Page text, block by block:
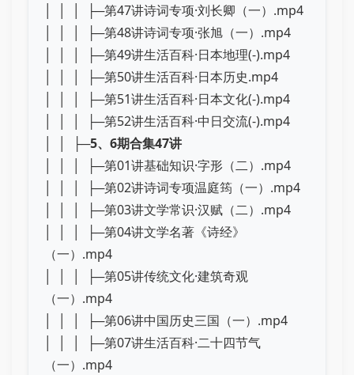
│ │ │ ├─第47讲诗词专项·刘长卿（一）.mp4
│ │ │ ├─第48讲诗词专项·张旭（一）.mp4
│ │ │ ├─第49讲生活百科·日本地理(-).mp4
│ │ │ ├─第50讲生活百科·日本历史.mp4
│ │ │ ├─第51讲生活百科·日本文化(-).mp4
│ │ │ ├─第52讲生活百科·中日交流(-).mp4
│ │ ├─5、6期合集47讲
│ │ │ ├─第01讲基础知识·字形（二）.mp4
│ │ │ ├─第02讲诗词专项温庭筠（一）.mp4
│ │ │ ├─第03讲文学常识·汉赋（二）.mp4
│ │ │ ├─第04讲文学名著《诗经》
（一）.mp4
│ │ │ ├─第05讲传统文化·建筑奇观
（一）.mp4
│ │ │ ├─第06讲中国历史三国（一）.mp4
│ │ │ ├─第07讲生活百科·二十四节气
（一）.mp4